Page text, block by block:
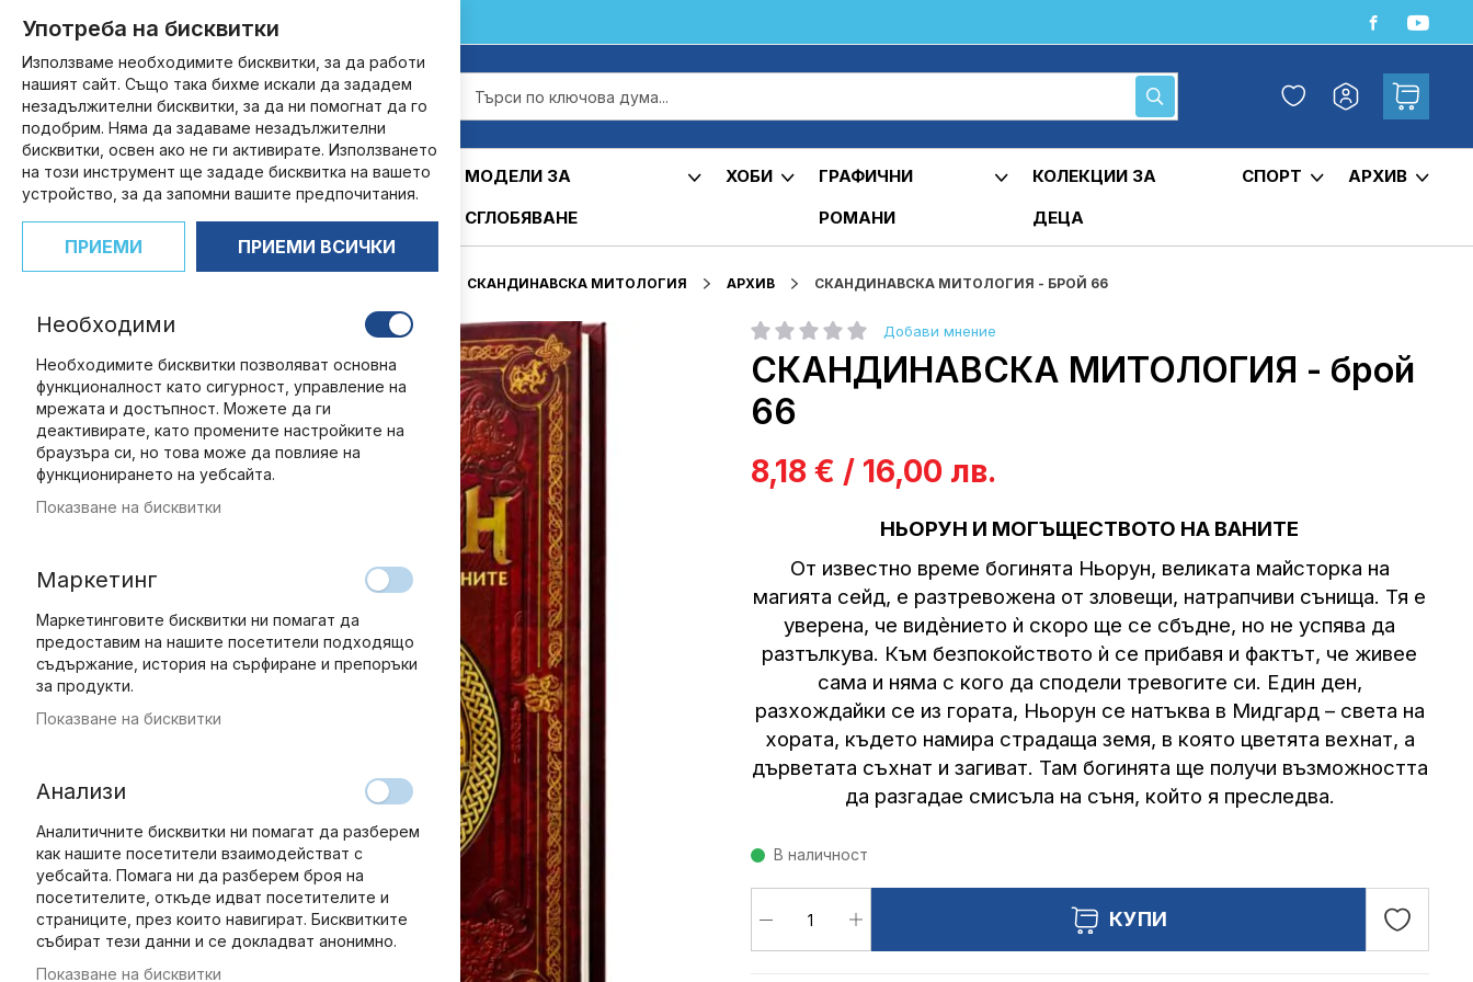
Прескачане
съдържанието
customers@ndbg.net 0700 35 885
Търсене
Любими
Кошница
АБОНАМЕНТИ КНИГИ СПИСАНИЯ
МОДЕЛИ ЗА
СГЛОБЯВАНЕ
ХОБИ
ГРАФИЧНИ
РОМАНИ
КОЛЕКЦИИ ЗА
ДЕЦА
СПОРТ АРХИВ
СКАНДИНАВСКА МИТОЛОГИЯ АРХИВ СКАНДИНАВСКА МИТОЛОГИЯ - БРОЙ 66
СКАНДИНАВСКА МИТОЛОГИЯ - брой
66
рейтинг: Добави мнение
8,18 € / 16,00 лв.
НЬОРУН И МОГЪЩЕСТВОТО НА ВАНИТЕ
От известно време богинята Ньорун, великата майсторка на
магията сейд, е разтревожена от зловещи, натрапчиви сънища. Тя е
уверена, че видѐнието ѝ скоро ще се сбъдне, но не успява да
разтълкува. Към безпокойството ѝ се прибавя и фактът, че живее
сама и няма с кого да сподели тревогите си. Един ден,
разхождайки се из гората, Ньорун се натъква в Мидгард – света на
хората, където намира страдаща земя, в която цветята вехнат, а
дърветата съхнат и загиват. Там богинята ще получи възможността
да разгадае смисъла на съня, който я преследва.
В наличност
КУПИ
Преминете
края
на
галерията
на
изображенията
Употреба на бисквитки
Използваме необходимите бисквитки, за да работи
нашият сайт. Също така бихме искали да зададем
незадължителни бисквитки, за да ни помогнат да го
подобрим. Няма да задаваме незадължителни
бисквитки, освен ако не ги активирате. Използването
на този инструмент ще зададе бисквитка на вашето
устройство, за да запомни вашите предпочитания.
ПРИЕМИ ПРИЕМИ ВСИЧКИ
Необходими
Необходимите бисквитки позволяват основна
функционалност като сигурност, управление на
мрежата и достъпност. Можете да ги
деактивирате, като промените настройките на
браузъра си, но това може да повлияе на
функционирането на уебсайта.
Показване на бисквитки
Маркетинг
Маркетинговите бисквитки ни помагат да
предоставим на нашите посетители подходящо
съдържание, история на сърфиране и препоръки
за продукти.
Показване на бисквитки
Анализи
Аналитичните бисквитки ни помагат да разберем
как нашите посетители взаимодействат с
уебсайта. Помага ни да разберем броя на
посетителите, откъде идват посетителите и
страниците, през които навигират. Бисквитките
събират тези данни и се докладват анонимно.
Показване на бисквитки